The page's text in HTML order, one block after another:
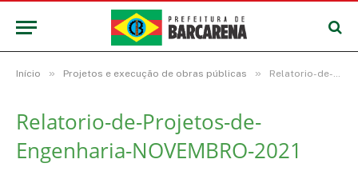
Início » Projetos e execução de obras públicas » Relatorio-de-Projetos-de-Engenharia-NOVEMBRO-2021
Relatorio-de-Projetos-de-
Engenharia-NOVEMBRO-2021